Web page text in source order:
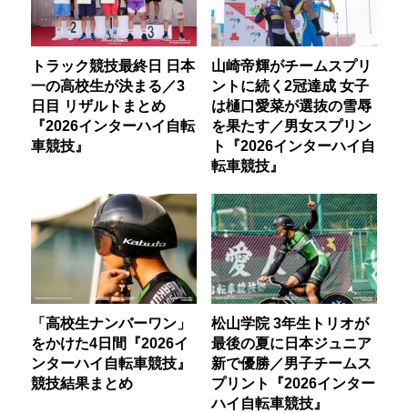
トラック競技最終日 日本
一の高校生が決まる／3
日目 リザルトまとめ
『2026インターハイ自転
車競技』
山崎帝輝がチームスプリ
ントに続く2冠達成 女子
は樋口愛菜が選抜の雪辱
を果たす／男女スプリン
ト『2026インターハイ自
転車競技』
「高校生ナンバーワン」
をかけた4日間『2026イ
ンターハイ自転車競技』
競技結果まとめ
松山学院 3年生トリオが
最後の夏に日本ジュニア
新で優勝／男子チームス
プリント『2026インター
ハイ自転車競技』